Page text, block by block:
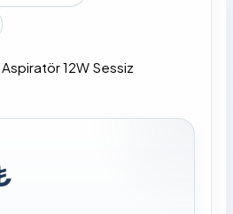
12W Sessiz